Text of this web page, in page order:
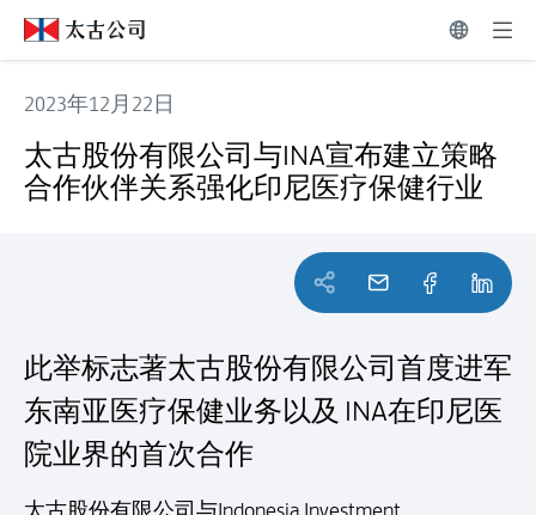
2023年12月22日
太古股份有限公司与INA宣布建立策略
合作伙伴关系强化印尼医疗保健行业
此举标志著太古股份有限公司首度进军
东南亚医疗保健业务以及 INA在印尼医
院业界的首次合作
太古股份有限公司与Indonesia Investment